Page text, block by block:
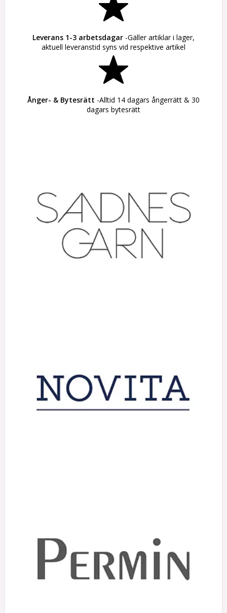
Leverans 1-3 arbetsdagar -Gäller artiklar i lager,
aktuell leveranstid syns vid respektive artikel
Ånger- & Bytesrätt -Alltid 14 dagars ångerrätt & 30
dagars bytesrätt